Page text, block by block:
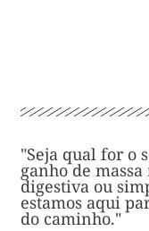
"Seja qual for o
ganho de
digestiva ou
estamos aqui
do caminho."